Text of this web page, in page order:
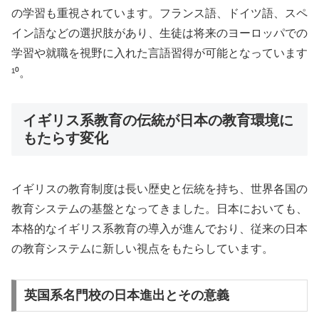
の学習も重視されています。フランス語、ドイツ語、スペ
イン語などの選択肢があり、生徒は将来のヨーロッパでの
学習や就職を視野に入れた言語習得が可能となっています
¹⁰。
イギリス系教育の伝統が日本の教育環境に
もたらす変化
イギリスの教育制度は長い歴史と伝統を持ち、世界各国の
教育システムの基盤となってきました。日本においても、
本格的なイギリス系教育の導入が進んでおり、従来の日本
の教育システムに新しい視点をもたらしています。
英国系名門校の日本進出とその意義